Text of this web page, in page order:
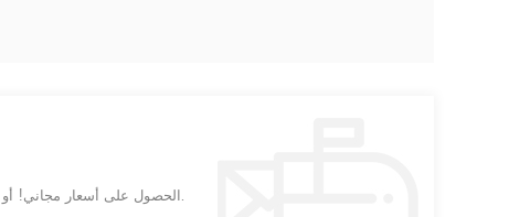
الحصول على أسعار مجاني! أو إجراء بعض التغييرات بناءً على هذا التصميم ، أو تخصيص التصميمات الخاصة بك.